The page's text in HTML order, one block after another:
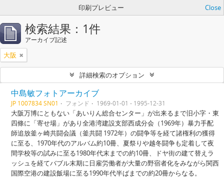
印刷プレビュー Close
検索結果：1件
アーカイブ記述
大阪
詳細検索のオプション
中島敏フォトアーカイブ
JP 1007834 SN01 フォンド 1969-01-01 - 1995-12-31
大阪万博にともない「あいりん総合センター」が出来るまで旧小字・東
四條に「寄せ場」があり全港湾建設支部西成分会（1969年）暴力手配
師追放釜ヶ崎共闘会議（釜共闘 1972年）の闘争等を経て諸権利の獲得
に至る、1970年代のアルバム約10冊、夏祭りや越冬闘争も定着して夜
間学校等の試みに至る1980年代末までの約10冊、ドヤ街の建て替えラ
ッシュを経てバブル末期に日雇労働者が大量の野宿者化をみながら関西
国際空港の建設飯場に至る1990年代半ばまでの約20冊からなる。